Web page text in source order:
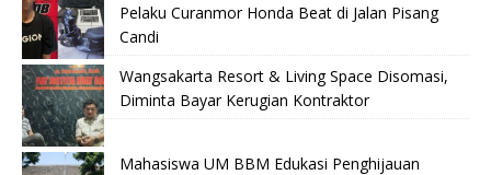
Pelaku Curanmor Honda Beat di Jalan Pisang
Candi
Wangsakarta Resort & Living Space Disomasi,
Diminta Bayar Kerugian Kontraktor
Mahasiswa UM BBM Edukasi Penghijauan